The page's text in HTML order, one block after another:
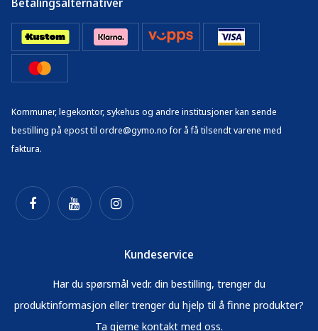
Kommuner, legekontor, sykehus og andre institusjoner kan sende
bestilling på epost til ordre@gymo.no for å få tilsendt varene med
faktura.
Kundeservice
Har du spørsmål vedr. din bestilling, trenger du
produktinformasjon eller trenger du hjelp til å finne produkter?
Ta gjerne kontakt med oss.